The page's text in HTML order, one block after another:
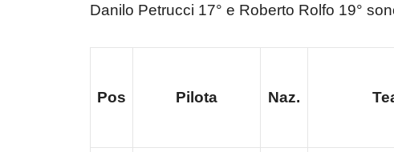
Danilo Petrucci 17° e Roberto Rolfo 19°
Pos Pilota Naz.